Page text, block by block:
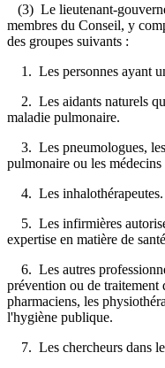
(3) Le lieutenant-
membres du Conseil, y
des groupes suivants :
1. Les personnes ayant
2. Les aidants naturels
maladie pulmonaire.
3. Les pneumologues, les
pulmonaire ou les
4. Les inhalothérapeutes.
5. Les infirmières
expertise en matière de
6. Les autres
prévention ou de traitement
pharmaciens, les
l'hygiène publique.
7. Les chercheurs dans